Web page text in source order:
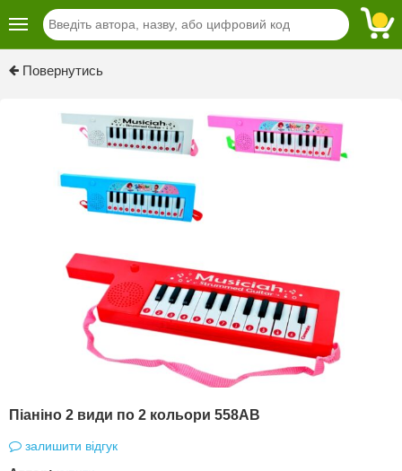
Повернутись
Піаніно 2 види по 2 кольори 558AB
залишити відгук